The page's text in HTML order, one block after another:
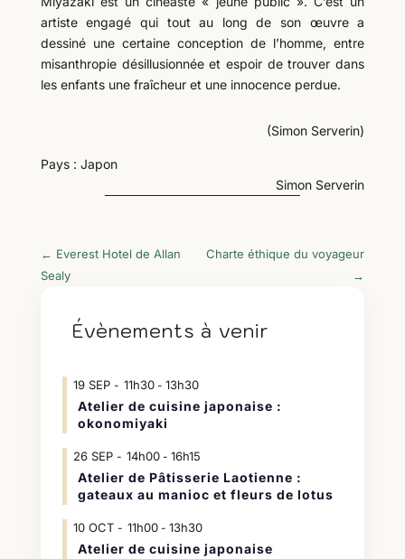
artiste engagé qui tout au long de son œuvre a
dessiné une certaine conception de l’homme, entre
misanthropie désillusionnée et espoir de trouver dans
les enfants une fraîcheur et une innocence perdue.
(Simon Serverin)
Pays : Japon
Simon Serverin
← Everest Hotel de Allan
Sealy
Charte éthique du voyageur
→
Évènements à venir
19 SEP 11h30- 13h30
Atelier de cuisine japonaise :
okonomiyaki
26 SEP 14h00- 16h15
Atelier de Pâtisserie Laotienne :
gateaux au manioc et fleurs de lotus
10 OCT 11h00- 13h30
Atelier de cuisine japonaise